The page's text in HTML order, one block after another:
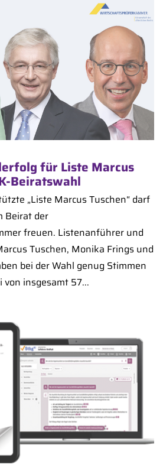
für Liste Marcus
Beiratswahl
„Liste Marcus Tuschen“ darf
Beirat der
freuen. Listenanführer und
Tuschen, Monika Frings und
bei der Wahl genug Stimmen
insgesamt 57...